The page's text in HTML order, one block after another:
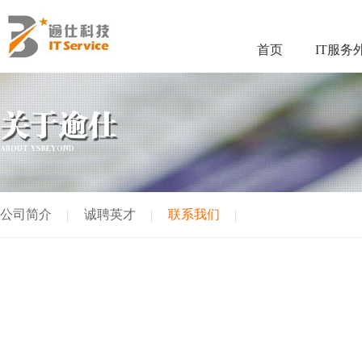
首页 IT服务
关于逾仕
ABOUT YSBEYOND
公司简介 诚聘英才 联系我们